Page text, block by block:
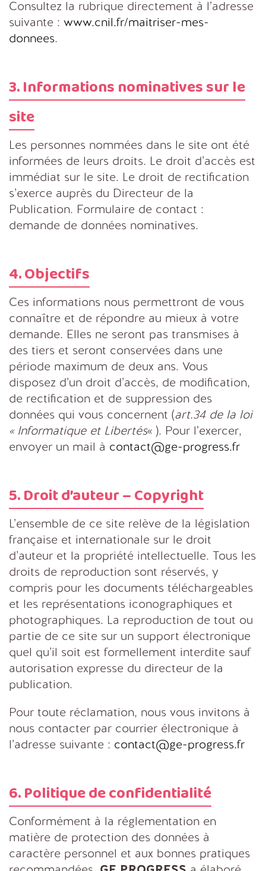
Consultez la rubrique directement à l’adresse
suivante : www.cnil.fr/maitriser-mes-
donnees.
3. Informations nominatives sur le
site
Les personnes nommées dans le site ont été
informées de leurs droits. Le droit d’accès est
immédiat sur le site. Le droit de rectification
s’exerce auprès du Directeur de la
Publication. Formulaire de contact :
demande de données nominatives.
4. Objectifs
Ces informations nous permettront de vous
connaître et de répondre au mieux à votre
demande. Elles ne seront pas transmises à
des tiers et seront conservées dans une
période maximum de deux ans. Vous
disposez d’un droit d’accès, de modification,
de rectification et de suppression des
données qui vous concernent (art.34 de la loi
« Informatique et Libertés« ). Pour l’exercer,
envoyer un mail à contact@ge-progress.fr
5. Droit d’auteur – Copyright
L’ensemble de ce site relève de la législation
française et internationale sur le droit
d’auteur et la propriété intellectuelle. Tous les
droits de reproduction sont réservés, y
compris pour les documents téléchargeables
et les représentations iconographiques et
photographiques. La reproduction de tout ou
partie de ce site sur un support électronique
quel qu’il soit est formellement interdite sauf
autorisation expresse du directeur de la
publication.
Pour toute réclamation, nous vous invitons à
nous contacter par courrier électronique à
l’adresse suivante : contact@ge-progress.fr
6. Politique de confidentialité
Conformément à la réglementation en
matière de protection des données à
caractère personnel et aux bonnes pratiques